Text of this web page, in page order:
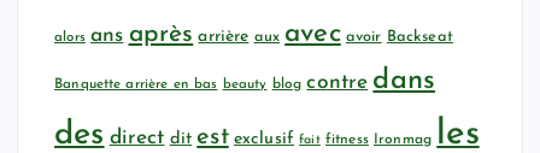
alors ans après arrière aux avec avoir Backseat
Banquette arrière en bas beauty blog contre dans
des direct dit est exclusif fait fitness Ironmag les